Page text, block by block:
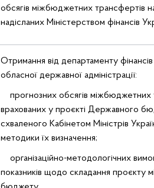
обсягів міжбюджетних трансфертів
надісланих Міністерством фінансів
Отримання від департаменту
обласної державної адміністрації:
прогнозних обсягів міжбюджетних
врахованих у проєкті Державного
схваленого Кабінетом Міністрів
методики їх визначення;
організаційно-методологічних
показників щодо складання проєкту